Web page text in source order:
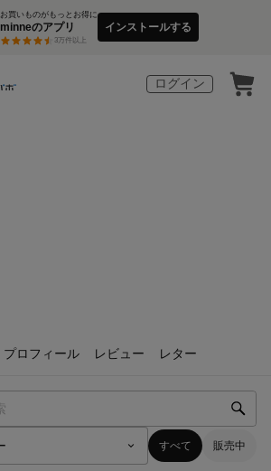
お買いものがもっとお得に
minneのアプリ
3万件以上
インストールする
ログイン
プロフィール レビュー レター
すべて 販売中